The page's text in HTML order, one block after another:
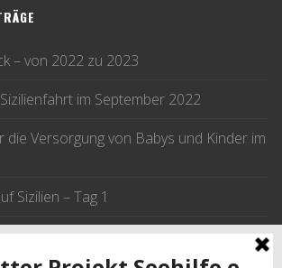
– von 2022 zu 2023
im September 2022
die Versorgung von Babys und Kinder im
Sizilien – Tag 1
nach Sizilien